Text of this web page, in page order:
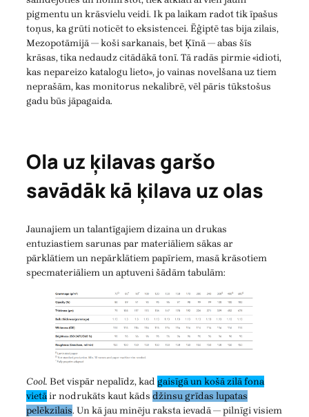
pigmentu un krāsvielu veidi. Ik pa laikam radot tik īpašus
toņus, ka grūti noticēt to eksistencei. Ēģiptē tas bija zilais,
Mezopotāmijā — koši sarkanais, bet Ķīnā — abas šīs
krāsas, tika nedaudz citādākā tonī. Tā radās pirmie «idioti,
kas nepareizo katalogu lieto», jo vainas novelšana uz tiem
neprašām, kas monitorus nekalibrē, vēl pāris tūkstošus
gadu būs jāpagaida.
Ola uz ķilavas garšo
savādāk kā ķilava uz olas
Jaunajiem un talantīgajiem dizaina un drukas
entuziastiem sarunas par materiāliem sākas ar
pārklātiem un nepārklātiem papīriem, masā krāsotiem
specmateriāliem un aptuveni šādām tabulām:
Cool. Bet vispār nepalīdz, kad gaisīgā un košā zilā fona
vietāir nodrukāts kaut kāds džinsu grīdas lupatas
pelēkzilais. Un kā jau minēju raksta ievadā — pilnīgi visiem